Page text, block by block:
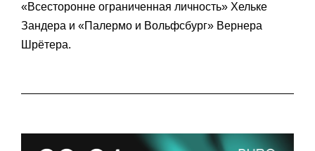
«Пляж под тротуаром» Хельмы Зандерс-Брамс,
«Всесторонне ограниченная личность» Хельке
Зандера и «Палермо и Вольфсбург» Вернера